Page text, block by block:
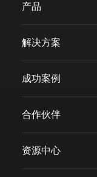
产品
解决方案
成功案例
合作伙伴
资源中心